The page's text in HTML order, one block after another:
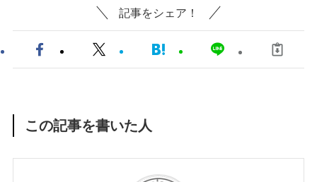
記事をシェア！
この記事を書いた人